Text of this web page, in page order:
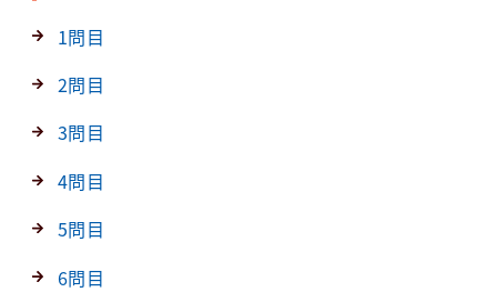
1問目
2問目
3問目
4問目
5問目
6問目